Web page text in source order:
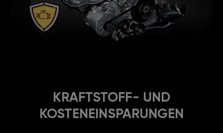
KRAFTSTOFF- UND
KOSTENEINSPARUNGEN